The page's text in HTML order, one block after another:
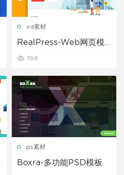
xd素材
RealPress-Web网页模
768
ps素材
Boxra-多功能PSD模板